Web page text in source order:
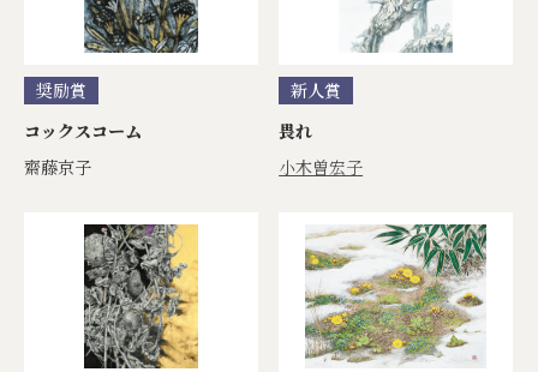
奨励賞
コックスコーム
齋藤京子
新人賞
畏れ
小木曽宏子